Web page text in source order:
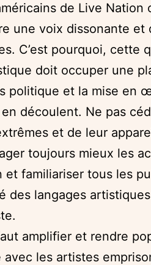
de Live Nation
une voix dissonante et
C’est pourquoi, cette
doit occuper une
politique et la mise en
découlent. Ne pas
et de leur
toujours mieux les
familiariser tous les
des langages
amplifier et rendre
les artistes